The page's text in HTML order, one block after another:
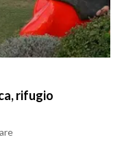
rifugio